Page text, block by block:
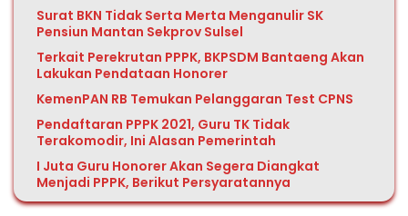
Surat BKN Tidak Serta Merta Menganulir SK
Pensiun Mantan Sekprov Sulsel
Terkait Perekrutan PPPK, BKPSDM Bantaeng Akan
Lakukan Pendataan Honorer
KemenPAN RB Temukan Pelanggaran Test CPNS
Pendaftaran PPPK 2021, Guru TK Tidak
Terakomodir, Ini Alasan Pemerintah
I Juta Guru Honorer Akan Segera Diangkat
Menjadi PPPK, Berikut Persyaratannya